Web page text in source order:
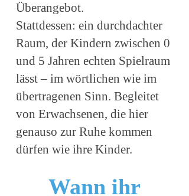
Überangebot.
Stattdessen: ein durchdachter
Raum, der Kindern zwischen 0
und 5 Jahren echten Spielraum
lässt – im wörtlichen wie im
übertragenen Sinn. Begleitet
von Erwachsenen, die hier
genauso zur Ruhe kommen
dürfen wie ihre Kinder.
Wann ihr